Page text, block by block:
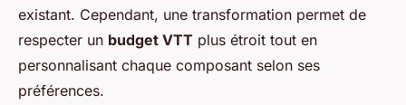
existant. Cependant, une transformation permet de
respecter un budget VTT plus étroit tout en
personnalisant chaque composant selon ses
préférences.